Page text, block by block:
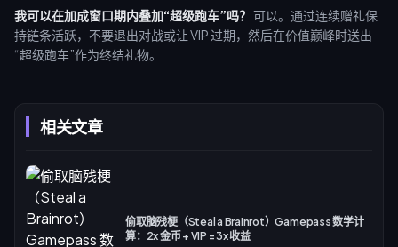
相关文章
偷取脑残梗（Steal a Brainrot）Gamepass 数学计
算：2x 金币 + VIP = 3x 收益
我可以在加成窗口期内叠加“超级跑车”吗？ 可以。通过连续赠礼保
持链条活跃，不要退出对战或让 VIP 过期，然后在价值巅峰时送出
“超级跑车”作为终结礼物。